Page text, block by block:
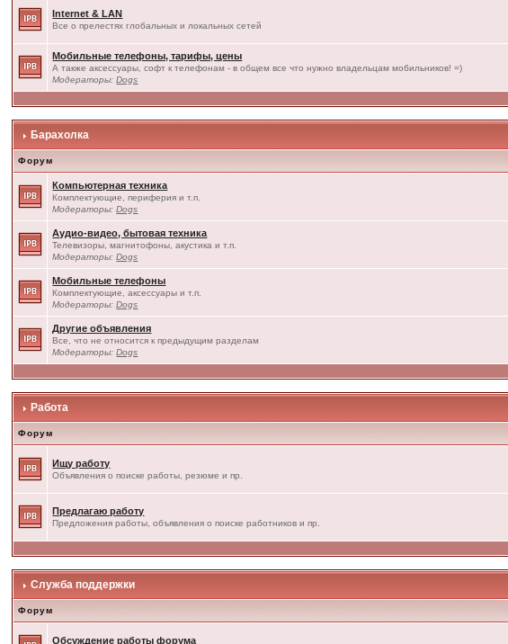
Internet & LAN
Все о прелестях глобальных и локальных сетей
Мобильные телефоны, тарифы, цены
А также аксессуары, софт к телефонам - в общем все что нужно владельцам мобильников! =)
Модераторы:Dogs
Барахолка
Форум
Компьютерная техника
Комплектующие, периферия и т.п.
Модераторы:Dogs
Аудио-видео, бытовая техника
Телевизоры, магнитофоны, акустика и т.п.
Модераторы:Dogs
Мобильные телефоны
Комплектующие, аксессуары и т.п.
Модераторы:Dogs
Другие объявления
Все, что не относится к предыдущим разделам
Модераторы:Dogs
Работа
Форум
Ищу работу
Объявления о поиске работы, резюме и пр.
Предлагаю работу
Предложения работы, объявления о поиске работников и пр.
Служба поддержки
Форум
Обсуждение работы форума